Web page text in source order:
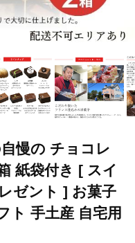
慢の チョコレ
紙袋付き [ スイ
ゼント ] お菓子
ト 手土産 自宅用